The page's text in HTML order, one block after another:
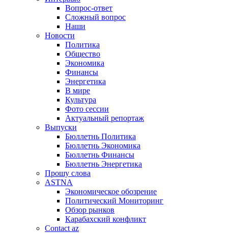
Вопрос-ответ
Сложный вопрос
Наши
Новости
Политика
Общество
Экономика
Финансы
Энергетика
В мире
Культура
Фото сессии
Актуальный репортаж
Выпуски
Бюллетнь Политика
Бюллетнь Экономика
Бюллетнь Финансы
Бюллетнь Энергетика
Прошу слова
ASTNA
Экономическое обозрение
Политический Мониторинг
Обзор рынков
Карабахский конфликт
Contact az